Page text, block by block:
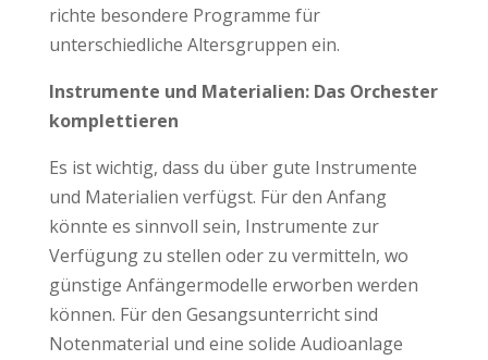
richte besondere Programme für
unterschiedliche Altersgruppen ein.
Instrumente und Materialien: Das Orchester
komplettieren
Es ist wichtig, dass du über gute Instrumente
und Materialien verfügst. Für den Anfang
könnte es sinnvoll sein, Instrumente zur
Verfügung zu stellen oder zu vermitteln, wo
günstige Anfängermodelle erworben werden
können. Für den Gesangsunterricht sind
Notenmaterial und eine solide Audioanlage